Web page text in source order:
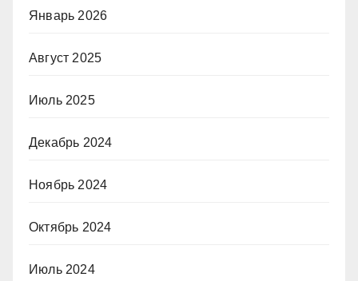
Январь 2026
Август 2025
Июль 2025
Декабрь 2024
Ноябрь 2024
Октябрь 2024
Июль 2024